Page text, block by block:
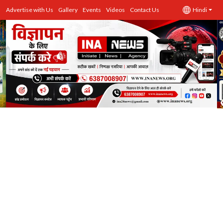
Advertise with Us Gallery Events Videos Contact Us Hindi
उत्तर प्रदेश
Advertise with Us
Events
राज्य